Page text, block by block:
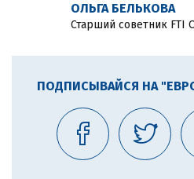
ОЛЬГА БЕЛЬКОВА
Старший советник FTI
ПОДПИСЫВАЙСЯ НА